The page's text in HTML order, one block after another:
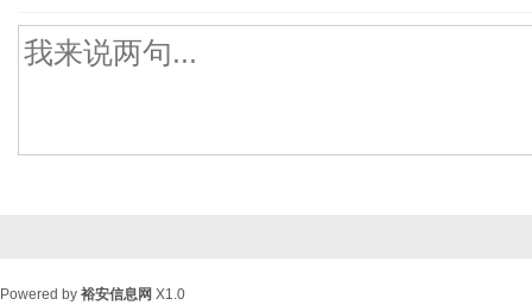
Powered by 裕安信息网 X1.0